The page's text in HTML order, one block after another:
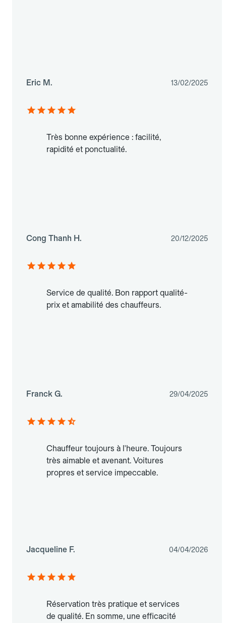
Eric M. 13/02/2025
Très bonne expérience : facilité,
rapidité et ponctualité.
Cong Thanh H. 20/12/2025
Service de qualité. Bon rapport qualité-
prix et amabilité des chauffeurs.
Franck G. 29/04/2025
Chauffeur toujours à l'heure. Toujours
très aimable et avenant. Voitures
propres et service impeccable.
Jacqueline F. 04/04/2026
Réservation très pratique et services
de qualité. En somme, une efficacité